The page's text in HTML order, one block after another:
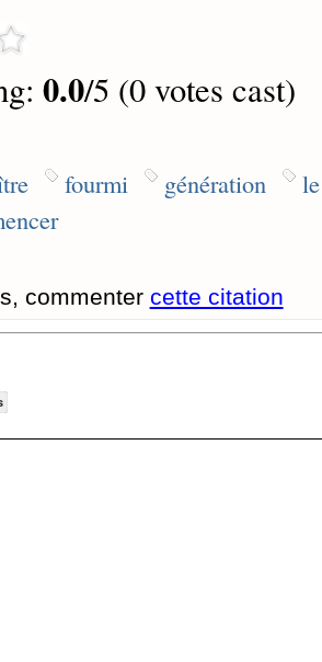
0.0/5 (0 votes cast)
fourmi génération
commenter cette citation